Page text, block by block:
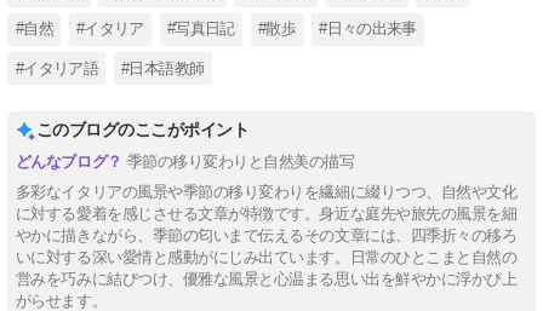
#自然 #イタリア #写真日記 #散歩 #日々の出来事
#イタリア語 #日本語教師
このブログのここがポイント
季節の移り変わりと自然美の描写
多彩なイタリアの風景や季節の移り変わりを繊細に綴りつつ、自然や文化
に対する愛着を感じさせる文章が特徴です。身近な庭先や旅先の風景を細
やかに描きながら、季節の匂いまで伝えるその文章には、四季折々の移ろ
いに対する深い愛情と感動がにじみ出ています。日常のひとこまと自然の
営みを巧みに結びつけ、優雅な風景と心温まる思い出を鮮やかに浮かび上
がらせます。